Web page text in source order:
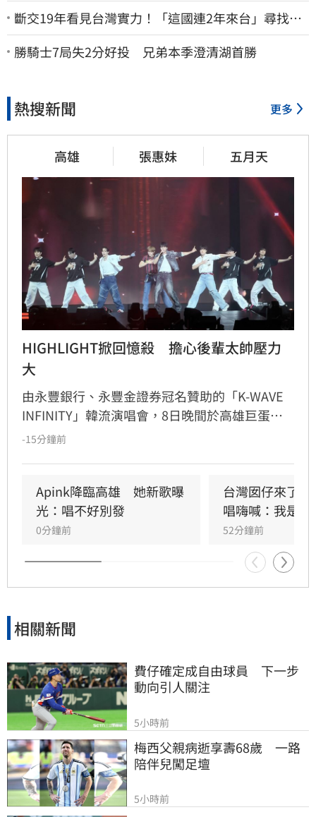
斷交19年看見台灣實力！「這國連2年來台」尋找商
機
勝騎士7局失2分好投 兄弟本季澄清湖首勝
熱搜新聞 更多
高雄 張惠妹 五月天
HIGHLIGHT掀回憶殺　擔心後輩太帥壓力
大
由永豐銀行、永豐金證券冠名贊助的「K-WAVE
INFINITY」韓流演唱會，8日晚間於高雄巨蛋熱
力開唱，集結NEWBEAT、FLARE U、CRAVITY、
熱情應援，尖叫與歡呼聲一路未停，最後由
HIGHLIGHT壓軸接管舞台，將現場氣氛推向最高
潮。
-15分鐘前
Apink降臨高雄　她新歌曝
光：唱不好別發
0分鐘前
台灣囡仔來了
唱嗨喊：我是誰
52分鐘前
相關新聞
費仔確定成自由球員　下一步
動向引人關注
5小時前
梅西父親病逝享壽68歲　一路
陪伴兒闖足壇
5小時前